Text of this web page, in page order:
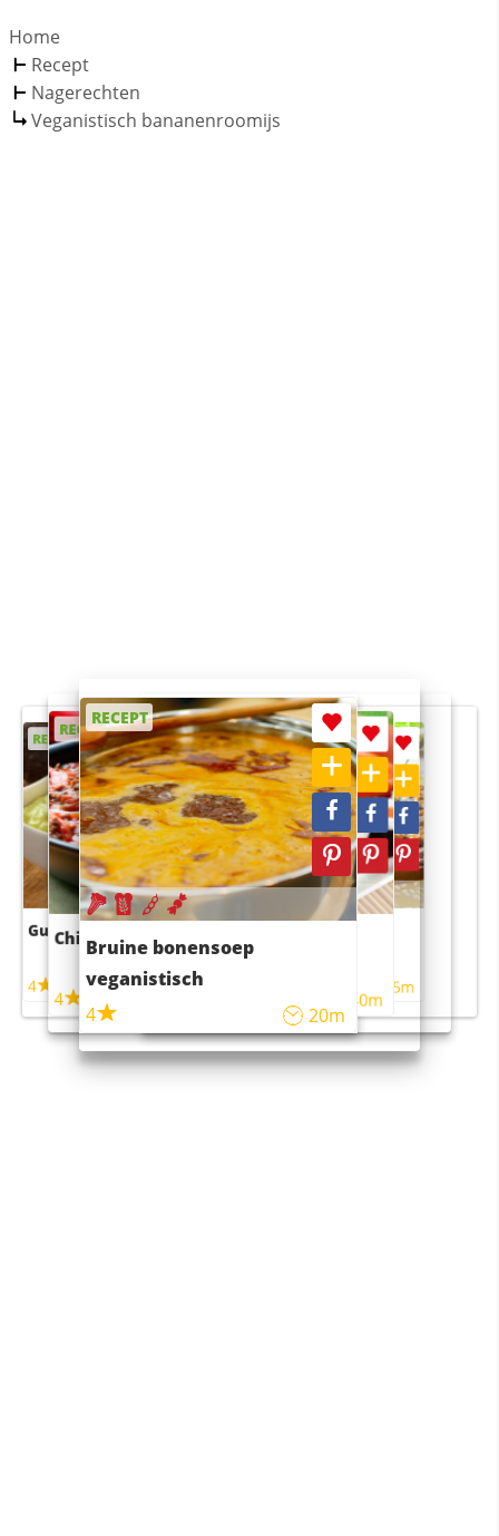
Home
Recept
Nagerechten
Veganistisch bananenroomijs
RECEPT
Guacamole
4
RECEPT
Chili con carne
4
RECEPT
Bruine bonensoep
veganistisch
4
20m
RECEPT
Sushi rijstsalade
maaltijdsalade
40m
RECEPT
4 55m